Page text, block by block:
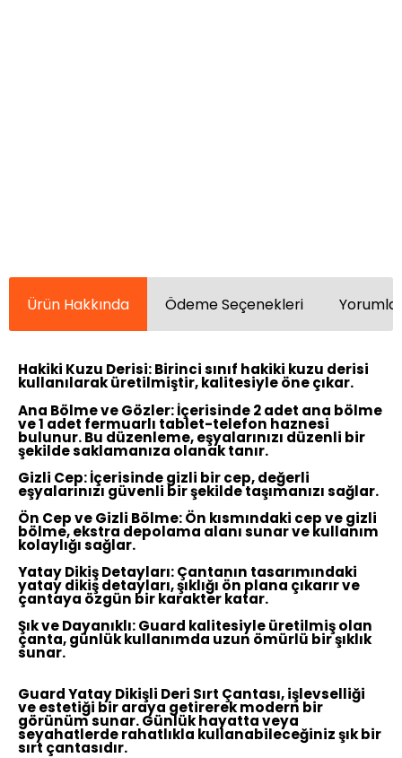
Ürün Hakkında Ödeme Seçenekleri
Hakiki Kuzu Derisi:Birinci sınıf hakiki kuzu derisi
kullanılarak üretilmiştir, kalitesiyle öne çıkar.
Ana Bölme ve Gözler:İçerisinde 2 adet ana bölme
ve 1 adet fermuarlı tablet-telefon haznesi
bulunur. Bu düzenleme, eşyalarınızı düzenli bir
şekilde saklamanıza olanak tanır.
Gizli Cep:İçerisinde gizli bir cep, değerli
eşyalarınızı güvenli bir şekilde taşımanızı sağlar.
Ön Cep ve Gizli Bölme:Ön kısmındaki cep ve gizli
bölme, ekstra depolama alanı sunar ve kullanım
kolaylığı sağlar.
Yatay Dikiş Detayları:Çantanın tasarımındaki
yatay dikiş detayları, şıklığı ön plana çıkarır ve
çantaya özgün bir karakter katar.
Şık ve Dayanıklı:Guard kalitesiyle üretilmiş olan
çanta, günlük kullanımda uzun ömürlü bir şıklık
sunar.
Guard Yatay Dikişli Deri Sırt Çantası, işlevselliği
ve estetiği bir araya getirerek modern bir
görünüm sunar. Günlük hayatta veya
seyahatlerde rahatlıkla kullanabileceğiniz şık bir
sırt çantasıdır.